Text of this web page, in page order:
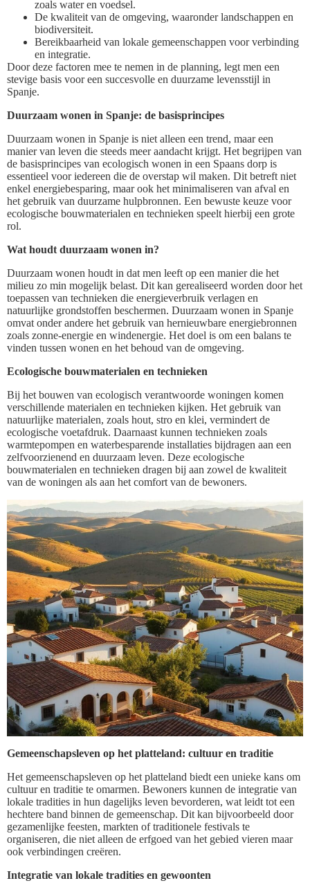
zoals water en voedsel.
De kwaliteit van de omgeving, waaronder landschappen en
biodiversiteit.
Bereikbaarheid van lokale gemeenschappen voor verbinding
en integratie.
Door deze factoren mee te nemen in de planning, legt men een
stevige basis voor een succesvolle en duurzame levensstijl in
Spanje.
Duurzaam wonen in Spanje: de basisprincipes
Duurzaam wonen in Spanje is niet alleen een trend, maar een
manier van leven die steeds meer aandacht krijgt. Het begrijpen van
de basisprincipes van ecologisch wonen in een Spaans dorp is
essentieel voor iedereen die de overstap wil maken. Dit betreft niet
enkel energiebesparing, maar ook het minimaliseren van afval en
het gebruik van duurzame hulpbronnen. Een bewuste keuze voor
ecologische bouwmaterialen en technieken speelt hierbij een grote
rol.
Wat houdt duurzaam wonen in?
Duurzaam wonen houdt in dat men leeft op een manier die het
milieu zo min mogelijk belast. Dit kan gerealiseerd worden door het
toepassen van technieken die energieverbruik verlagen en
natuurlijke grondstoffen beschermen. Duurzaam wonen in Spanje
omvat onder andere het gebruik van hernieuwbare energiebronnen
zoals zonne-energie en windenergie. Het doel is om een balans te
vinden tussen wonen en het behoud van de omgeving.
Ecologische bouwmaterialen en technieken
Bij het bouwen van ecologisch verantwoorde woningen komen
verschillende materialen en technieken kijken. Het gebruik van
natuurlijke materialen, zoals hout, stro en klei, vermindert de
ecologische voetafdruk. Daarnaast kunnen technieken zoals
warmtepompen en waterbesparende installaties bijdragen aan een
zelfvoorzienend en duurzaam leven. Deze ecologische
bouwmaterialen en technieken dragen bij aan zowel de kwaliteit
van de woningen als aan het comfort van de bewoners.
Gemeenschapsleven op het platteland: cultuur en traditie
Het gemeenschapsleven op het platteland biedt een unieke kans om
cultuur en traditie te omarmen. Bewoners kunnen de integratie van
lokale tradities in hun dagelijks leven bevorderen, wat leidt tot een
hechtere band binnen de gemeenschap. Dit kan bijvoorbeeld door
gezamenlijke feesten, markten of traditionele festivals te
organiseren, die niet alleen de erfgoed van het gebied vieren maar
ook verbindingen creëren.
Integratie van lokale tradities en gewoonten